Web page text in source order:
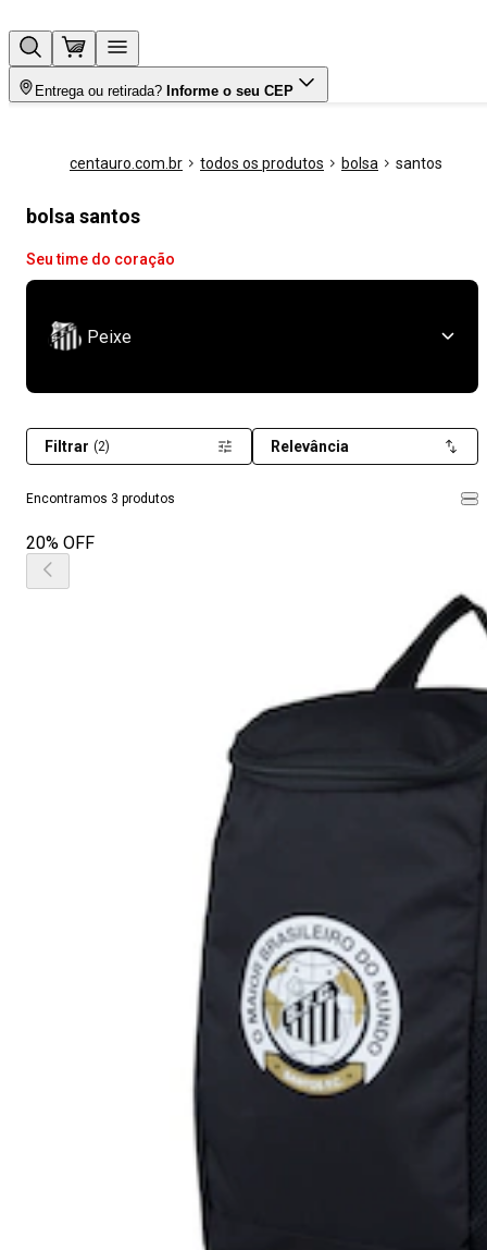
Entrega ou retirada? Informe o seu CEP
centauro.com.br todos os produtos bolsa santos
bolsa santos
Seu time do coração
Peixe
Encontramos 3 produtos
Filtrar (2) Relevância
20% OFF